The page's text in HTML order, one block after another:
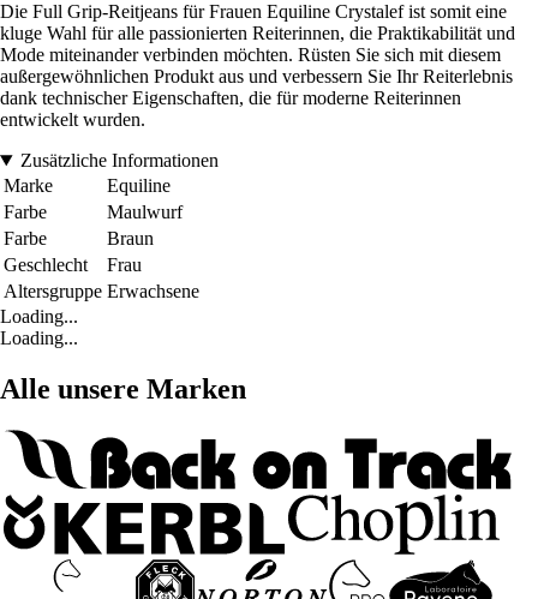
Die Full Grip-Reitjeans für Frauen Equiline Crystalef ist somit eine
kluge Wahl für alle passionierten Reiterinnen, die Praktikabilität und
Mode miteinander verbinden möchten. Rüsten Sie sich mit diesem
außergewöhnlichen Produkt aus und verbessern Sie Ihr Reiterlebnis
dank technischer Eigenschaften, die für moderne Reiterinnen
entwickelt wurden.
Zusätzliche Informationen
Marke
Equiline
Farbe
Maulwurf
Farbe
Braun
Geschlecht
Frau
Altersgruppe Erwachsene
Loading...
Loading...
Alle unsere Marken